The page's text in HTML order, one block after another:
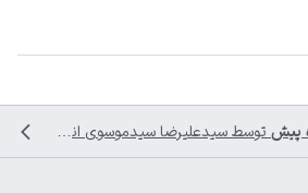
توسط سیدعلیرضا سیدموسوی انجام شده است